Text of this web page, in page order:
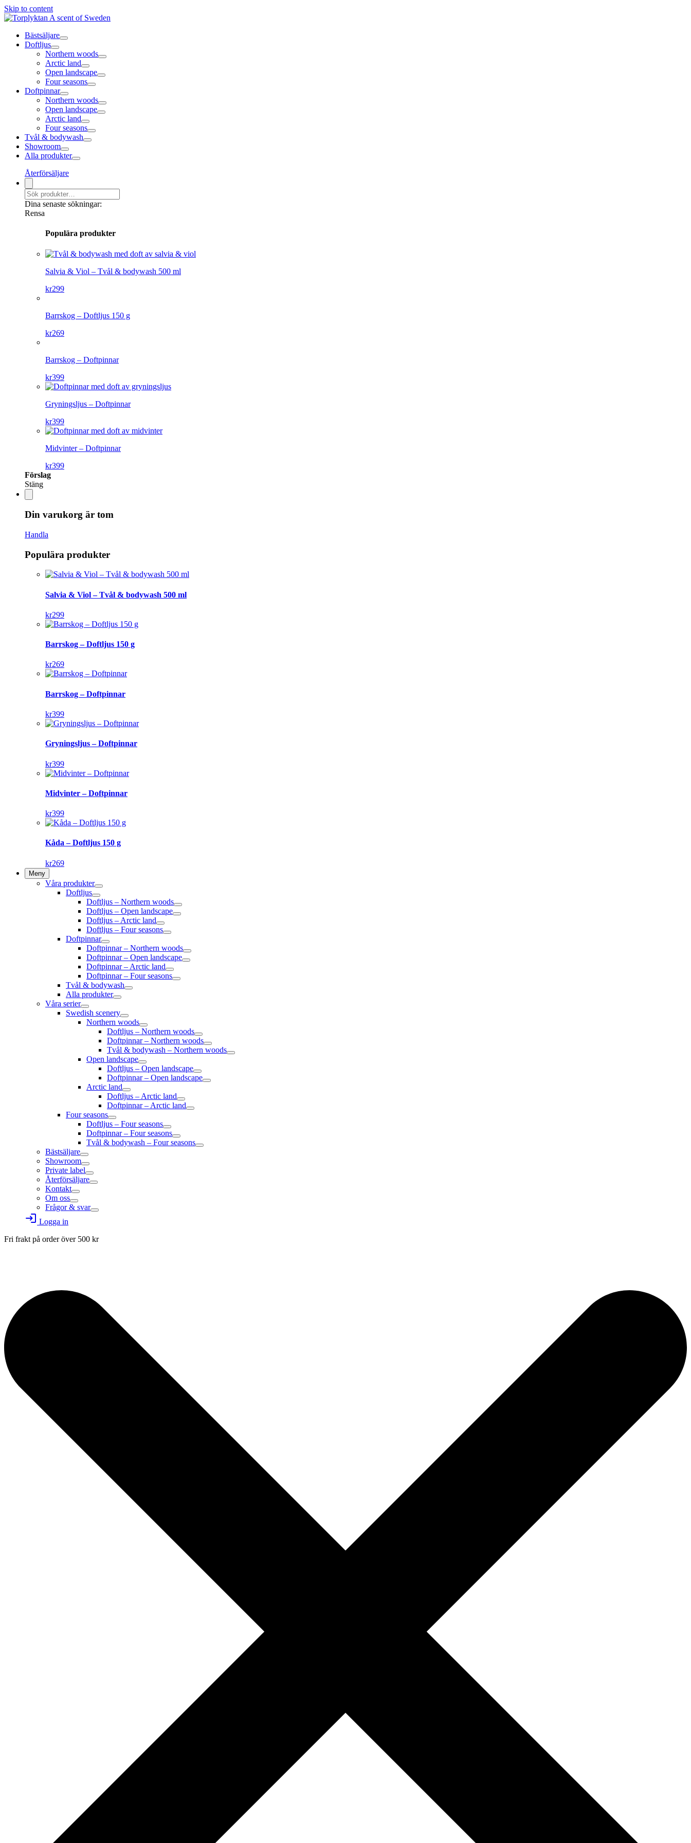
Skip to content
Bästsäljare
Doftljus
Northern woods
Arctic land
Open landscape
Four seasons
Doftpinnar
Northern woods
Open landscape
Arctic land
Four seasons
Tvål & bodywash
Showroom
Alla produkter
Återförsäljare
Dina senaste sökningar:
Rensa
Populära produkter
Salvia & Viol – Tvål & bodywash 500 ml
kr299
Barrskog – Doftljus 150 g
kr269
Barrskog – Doftpinnar
kr399
Gryningsljus – Doftpinnar
kr399
Midvinter – Doftpinnar
kr399
Förslag
Stäng
Din varukorg är tom
Handla
Populära produkter
Salvia & Viol – Tvål & bodywash 500 ml
kr299
Barrskog – Doftljus 150 g
kr269
Barrskog – Doftpinnar
kr399
Gryningsljus – Doftpinnar
kr399
Midvinter – Doftpinnar
kr399
Kåda – Doftljus 150 g
kr269
Meny
Våra produkter
Doftljus
Doftljus – Northern woods
Doftljus – Open landscape
Doftljus – Arctic land
Doftljus – Four seasons
Doftpinnar
Doftpinnar – Northern woods
Doftpinnar – Open landscape
Doftpinnar – Arctic land
Doftpinnar – Four seasons
Tvål & bodywash
Alla produkter
Våra serier
Swedish scenery
Northern woods
Doftljus – Northern woods
Doftpinnar – Northern woods
Tvål & bodywash – Northern woods
Open landscape
Doftljus – Open landscape
Doftpinnar – Open landscape
Arctic land
Doftljus – Arctic land
Doftpinnar – Arctic land
Four seasons
Doftljus – Four seasons
Doftpinnar – Four seasons
Tvål & bodywash – Four seasons
Bästsäljare
Showroom
Private label
Återförsäljare
Kontakt
Om oss
Frågor & svar
login Logga in
Fri frakt på order över 500 kr